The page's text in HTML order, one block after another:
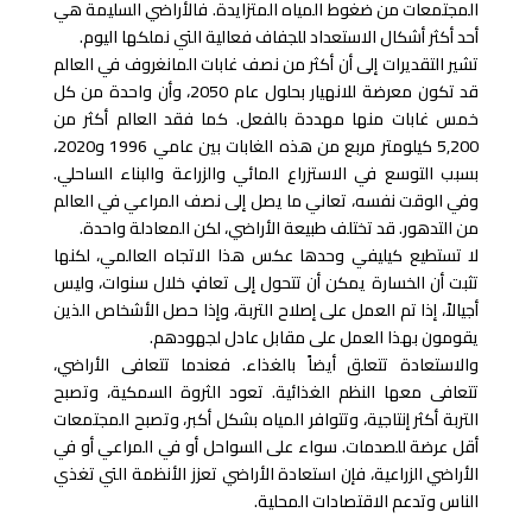
المجتمعات من ضغوط المياه المتزايدة. فالأراضي السليمة هي
أحد أكثر أشكال الاستعداد للجفاف فعالية التي نملكها اليوم.
تشير التقديرات إلى أن أكثر من نصف غابات المانغروف في العالم
قد تكون معرضة للانهيار بحلول عام 2050، وأن واحدة من كل
خمس غابات منها مهددة بالفعل. كما فقد العالم أكثر من
5,200 كيلومتر مربع من هذه الغابات بين عامي 1996 و2020،
بسبب التوسع في الاستزراع المائي والزراعة والبناء الساحلي.
وفي الوقت نفسه، تعاني ما يصل إلى نصف المراعي في العالم
من التدهور. قد تختلف طبيعة الأراضي، لكن المعادلة واحدة.
لا تستطيع كيليفي وحدها عكس هذا الاتجاه العالمي، لكنها
تثبت أن الخسارة يمكن أن تتحول إلى تعافٍ خلال سنوات، وليس
أجيالاً، إذا تم العمل على إصلاح التربة، وإذا حصل الأشخاص الذين
يقومون بهذا العمل على مقابل عادل لجهودهم.
والاستعادة تتعلق أيضاً بالغذاء. فعندما تتعافى الأراضي،
تتعافى معها النظم الغذائية. تعود الثروة السمكية، وتصبح
التربة أكثر إنتاجية، وتتوافر المياه بشكل أكبر، وتصبح المجتمعات
أقل عرضة للصدمات. سواء على السواحل أو في المراعي أو في
الأراضي الزراعية، فإن استعادة الأراضي تعزز الأنظمة التي تغذي
الناس وتدعم الاقتصادات المحلية.